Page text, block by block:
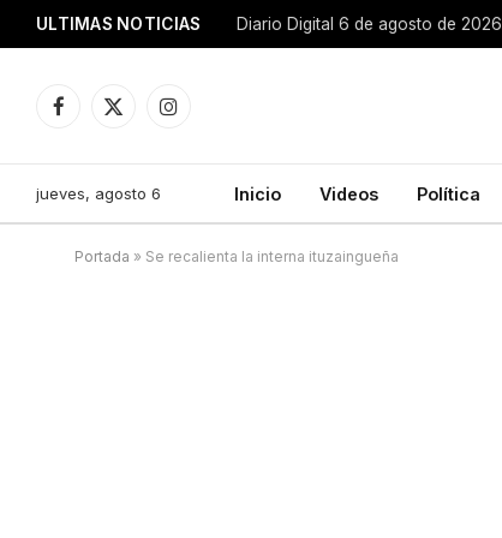
ULTIMAS NOTICIAS Diario Digital 6 de agosto de 2026
Facebook
X
Instagram
jueves, agosto 6 Inicio Videos Política
Portada » Se recalienta la interna ituzaingueña